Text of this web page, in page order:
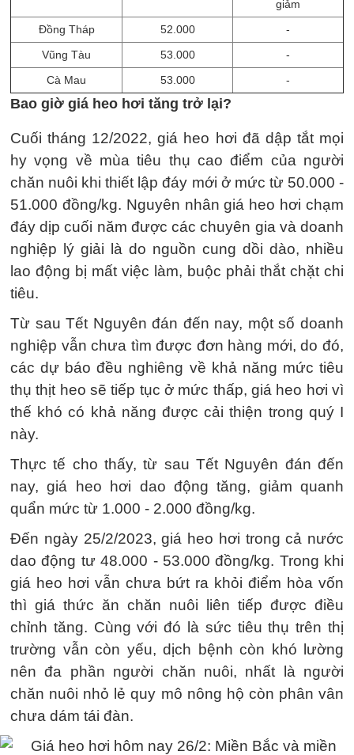
giảm
Đồng Tháp
52.000
-
Vũng Tàu
53.000
-
Cà Mau
53.000 -
Bao giờ giá heo hơi tăng trở lại?
Cuối tháng 12/2022, giá heo hơi đã dập tắt mọi
hy vọng về mùa tiêu thụ cao điểm của người
chăn nuôi khi thiết lập đáy mới ở mức từ 50.000 -
51.000 đồng/kg. Nguyên nhân giá heo hơi chạm
đáy dịp cuối năm được các chuyên gia và doanh
nghiệp lý giải là do nguồn cung dồi dào, nhiều
lao động bị mất việc làm, buộc phải thắt chặt chi
tiêu.
Từ sau Tết Nguyên đán đến nay, một số doanh
nghiệp vẫn chưa tìm được đơn hàng mới, do đó,
các dự báo đều nghiêng về khả năng mức tiêu
thụ thịt heo sẽ tiếp tục ở mức thấp, giá heo hơi vì
thế khó có khả năng được cải thiện trong quý I
này.
Thực tế cho thấy, từ sau Tết Nguyên đán đến
nay, giá heo hơi dao động tăng, giảm quanh
quẩn mức từ 1.000 - 2.000 đồng/kg.
Đến ngày 25/2/2023, giá heo hơi trong cả nước
dao động tư 48.000 - 53.000 đồng/kg. Trong khi
giá heo hơi vẫn chưa bứt ra khỏi điểm hòa vốn
thì giá thức ăn chăn nuôi liên tiếp được điều
chỉnh tăng. Cùng với đó là sức tiêu thụ trên thị
trường vẫn còn yếu, dịch bệnh còn khó lường
nên đa phần người chăn nuôi, nhất là người
chăn nuôi nhỏ lẻ quy mô nông hộ còn phân vân
chưa dám tái đàn.